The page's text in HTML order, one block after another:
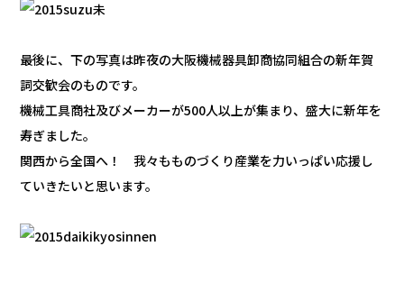
最後に、下の写真は昨夜の大阪機械器具卸商協同組合の新年賀
詞交歓会のものです。
機械工具商社及びメーカーが500人以上が集まり、盛大に新年を
寿ぎました。
関西から全国へ！ 我々もものづくり産業を力いっぱい応援し
ていきたいと思います。